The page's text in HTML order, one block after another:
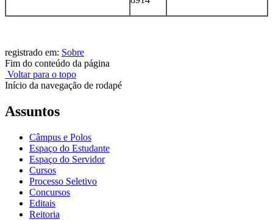
registrado em: Sobre
Fim do conteúdo da página
Voltar para o topo
Início da navegação de rodapé
Assuntos
Câmpus e Polos
Espaço do Estudante
Espaço do Servidor
Cursos
Processo Seletivo
Concursos
Editais
Reitoria